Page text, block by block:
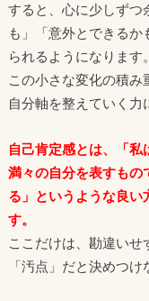
すると、心に少しずつ
も」「意外とできる
られるようになります。
この小さな変化の積み
自分軸を整えていく力
自己肯定感とは、「
満々の自分を表すもの
る」というような良い
す。
ここだけは、勘違いせ
「汚点」だと決めつけ